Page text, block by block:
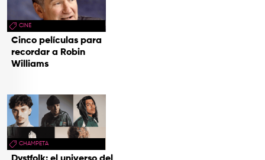
CINE
Cinco películas para
recordar a Robin
Williams
CHAMPETA